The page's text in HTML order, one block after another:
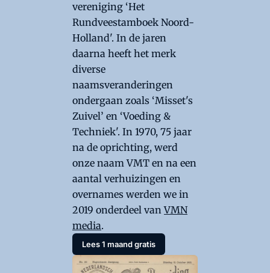
vereniging ‘Het
Rundveestamboek Noord-
Holland'. In de jaren
daarna heeft het merk
diverse
naamsveranderingen
ondergaan zoals ‘Misset's
Zuivel’ en ‘Voeding &
Techniek'. In 1970, 75 jaar
na de oprichting, werd
onze naam VMT en na een
aantal verhuizingen en
overnames werden we in
2019 onderdeel vanVMN
media.
Lees 1 maand gratis